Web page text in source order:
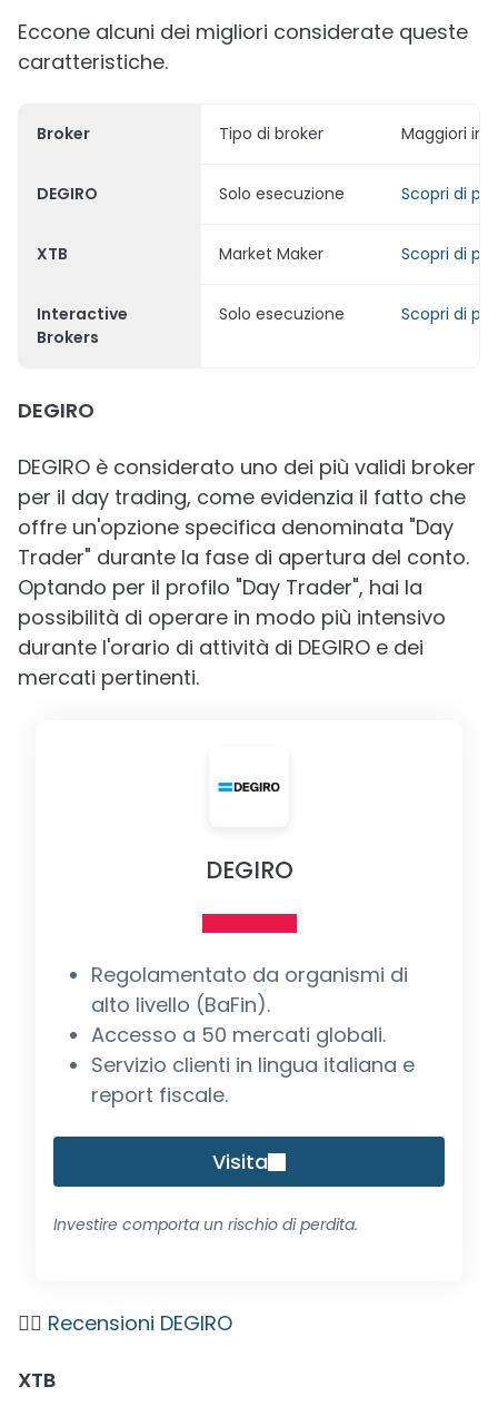
Eccone alcuni dei migliori considerate queste
caratteristiche.
Broker Tipo di broker Maggiori
DEGIRO Solo esecuzione Scopri di
XTB Market Maker Scopri di
Interactive
Brokers
Solo esecuzione Scopri di
DEGIRO
DEGIRO è considerato uno dei più validi broker
per il day trading, come evidenzia il fatto che
offre un'opzione specifica denominata "Day
Trader" durante la fase di apertura del conto.
Optando per il profilo "Day Trader", hai la
possibilità di operare in modo più intensivo
durante l'orario di attività di DEGIRO e dei
mercati pertinenti.
DEGIRO
Regolamentato da organismi di
alto livello (BaFin).
Accesso a 50 mercati globali.
Servizio clienti in lingua italiana e
report fiscale.
Visita
Investire comporta un rischio di perdita.
👉🏼 Recensioni DEGIRO
XTB